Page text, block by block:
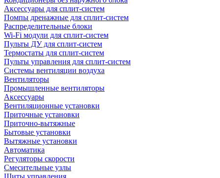
Аксессуары для сплит-систем
Помпы дренажные для сплит-систем
Распределительные блоки
Wi-Fi модули для сплит-систем
Пульты ДУ для сплит-систем
Термостаты для сплит-систем
Пульты управления для сплит-систем
Системы вентиляции воздуха
Вентиляторы
Промышленные вентиляторы
Аксессуары
Вентиляционные установки
Приточные установки
Приточно-вытяжные
Бытовые установки
Вытяжные установки
Автоматика
Регуляторы скорости
Смесительные узлы
Щиты управления